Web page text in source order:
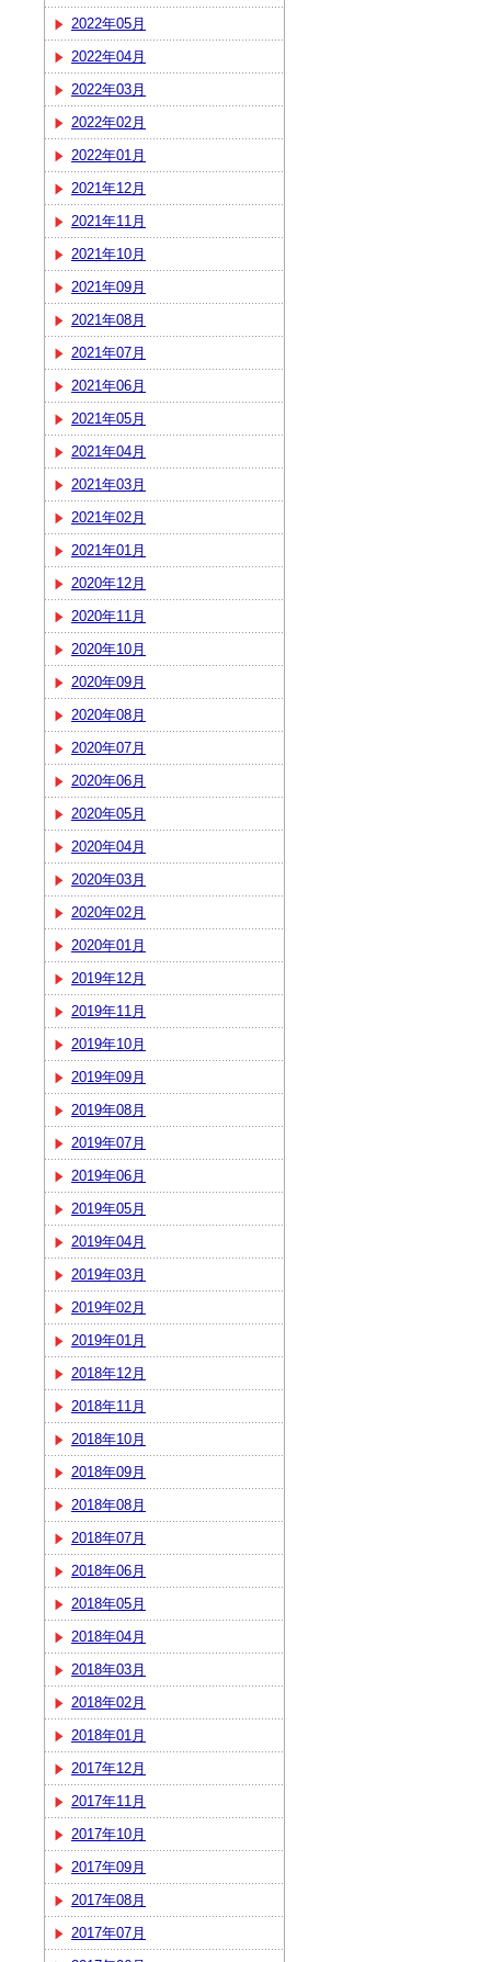
2022年05月
2022年04月
2022年03月
2022年02月
2022年01月
2021年12月
2021年11月
2021年10月
2021年09月
2021年08月
2021年07月
2021年06月
2021年05月
2021年04月
2021年03月
2021年02月
2021年01月
2020年12月
2020年11月
2020年10月
2020年09月
2020年08月
2020年07月
2020年06月
2020年05月
2020年04月
2020年03月
2020年02月
2020年01月
2019年12月
2019年11月
2019年10月
2019年09月
2019年08月
2019年07月
2019年06月
2019年05月
2019年04月
2019年03月
2019年02月
2019年01月
2018年12月
2018年11月
2018年10月
2018年09月
2018年08月
2018年07月
2018年06月
2018年05月
2018年04月
2018年03月
2018年02月
2018年01月
2017年12月
2017年11月
2017年10月
2017年09月
2017年08月
2017年07月